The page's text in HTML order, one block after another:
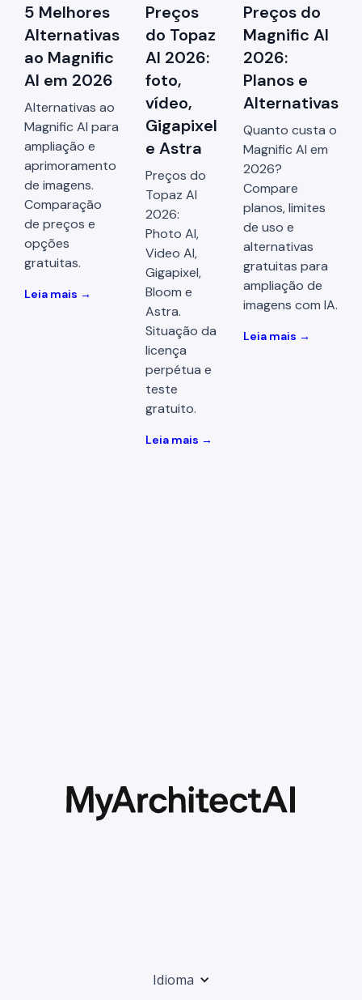
5 Melhores
Alternativas
ao Magnific
AI em 2026
Alternativas ao
Magnific AI para
ampliação e
aprimoramento
de imagens.
Comparação
de preços e
opções
gratuitas.
Leia mais →
Preços
do Topaz
AI 2026:
foto,
vídeo,
Gigapixel
e Astra
Preços do
Topaz AI
2026:
Photo AI,
Video AI,
Gigapixel,
Bloom e
Astra.
Situação da
licença
perpétua e
teste
gratuito.
Leia mais →
Preços do
Magnific AI
2026:
Planos e
Alternativas
Quanto custa o
Magnific AI em
2026?
Compare
planos, limites
de uso e
alternativas
gratuitas para
ampliação de
imagens com IA.
Leia mais →
Idioma